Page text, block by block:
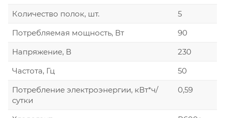
Количество полок, шт.
5
Потребляемая мощность, Вт
90
Напряжение, В
230
Частота, Гц
50
Потребление электроэнергии, кВт*ч/
сутки
0,59